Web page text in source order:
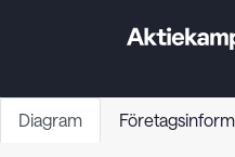
Diagram